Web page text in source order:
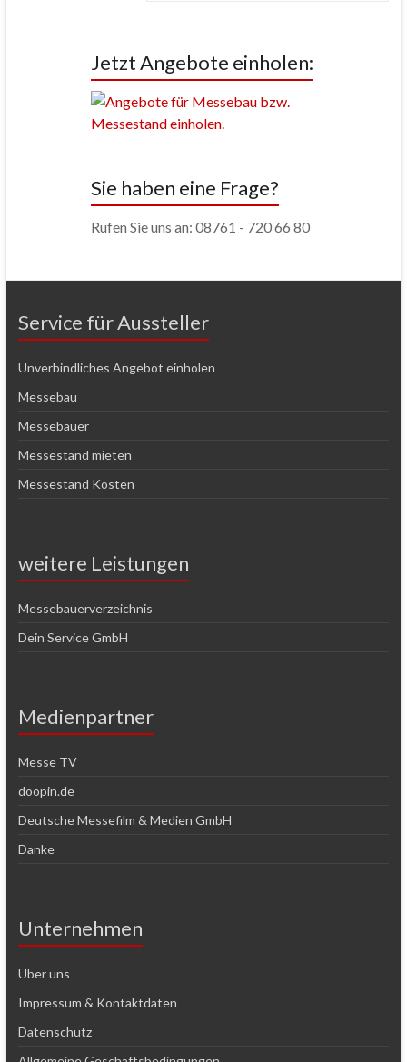
Jetzt Angebote einholen:
Sie haben eine Frage?
Rufen Sie uns an: 08761 - 720 66 80
Service für Aussteller
Unverbindliches Angebot einholen
Messebau
Messebauer
Messestand mieten
Messestand Kosten
weitere Leistungen
Messebauerverzeichnis
Dein Service GmbH
Medienpartner
Messe TV
doopin.de
Deutsche Messefilm & Medien GmbH
Danke
Unternehmen
Über uns
Impressum & Kontaktdaten
Datenschutz